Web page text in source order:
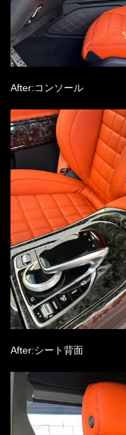
After:コンソール
After:シート背面